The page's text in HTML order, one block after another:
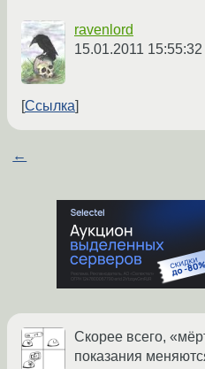
ravenlord
15.01.2011
Ссылка
←
Скорее всего,
показания